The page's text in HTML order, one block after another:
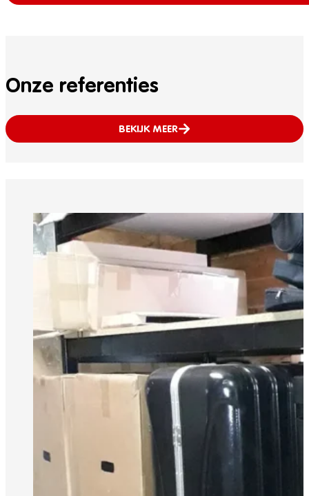
Onze referenties
BEKIJK MEER